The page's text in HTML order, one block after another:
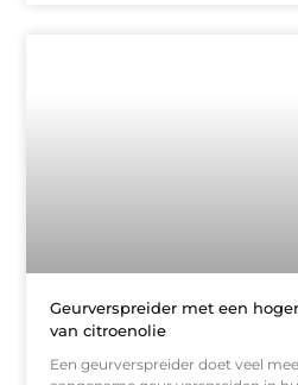
Geurverspreider met een
van citroenolie
Een geurverspreider doet veel